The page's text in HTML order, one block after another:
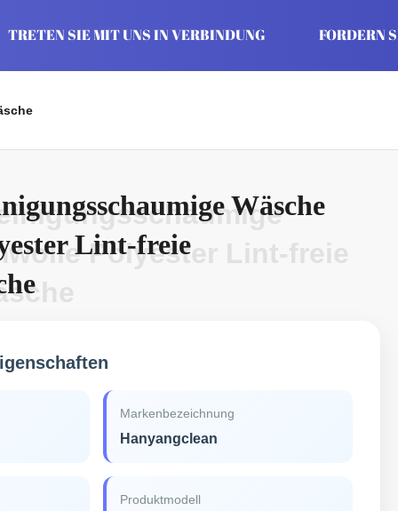
TRETEN SIE MIT UNS IN VERBINDUNG FORDERN
Wäsche
Lint-freie
Polyester Lint-freie
Markenbezeichnung
Hanyangclean
Produktmodell